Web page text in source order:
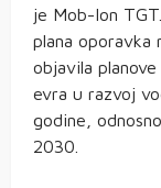
je Mob-Ion
plana oporavka
objavila
evra u razvoj
godine,
2030.